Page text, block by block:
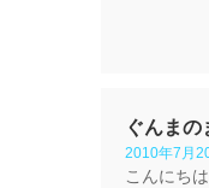
ぐんまの
2010年7月
こんにちは